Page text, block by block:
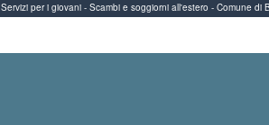
Servizi per i giovani - Scambi e soggiorni all'estero - Comune